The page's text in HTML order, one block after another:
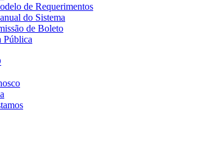
de Requerimentos
do Sistema
de Boleto
Pública